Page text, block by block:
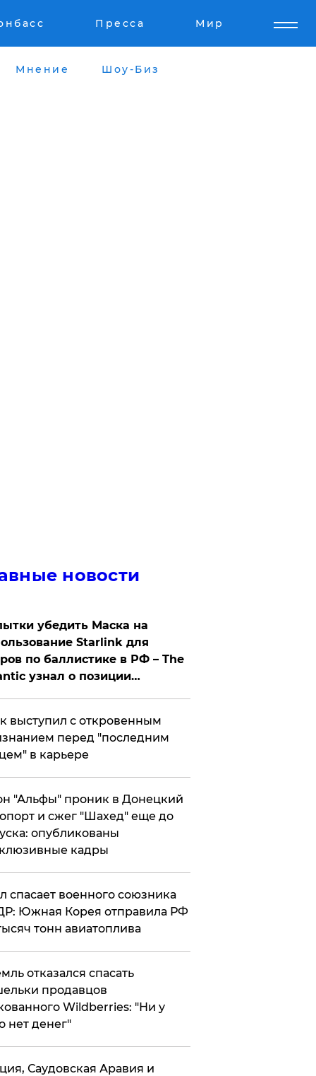
Пресса Мир
Мнение Шоу-Биз
новости
убедить Маска на
Starlink для
по баллистике в РФ – The
узнал о позиции
выступил с откровенным
перед "последним
в карьере
"Альфы" проник в Донецкий
и сжег "Шахед" еще до
опубликованы
кадры
спасает военного союзника
Южная Корея отправила РФ
тонн авиатоплива
отказался спасать
продавцов
Wildberries: "Ни у
нет денег"
Саудовская Аравия и